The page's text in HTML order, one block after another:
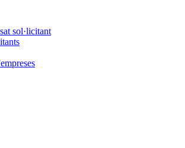
sol·licitant